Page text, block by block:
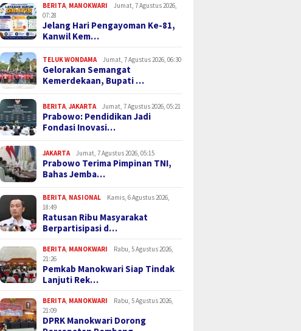
BERITA MANOKWARI
Jumat, 7 Agustus 2026,
07:28
Jelang Hari Pengayoman Ke-81,
Kanwil Kem…
TELUK WONDAMA Jumat, 7 Agustus 2026, 06:30
Gelorakan Semangat
Kemerdekaan, Bupati …
BERITA ,JAKARTA Jumat, 7 Agustus 2026, 05:21
Prabowo: Pendidikan Jadi
Fondasi Inovasi…
JAKARTA Jumat, 7 Agustus 2026, 05:15
Prabowo Terima Pimpinan TNI,
Bahas Jemba…
BERITA NASIONAL
Kamis, 6 Agustus 2026,
18:49
Ratusan Ribu Masyarakat
Berpartisipasi d…
BERITA MANOKWARI
Rabu, 5 Agustus 2026,
21:26
Pemkab Manokwari Siap Tindak
Lanjuti Rek…
BERITA MANOKWARI
Rabu, 5 Agustus 2026,
21:09
DPRK Manokwari Dorong